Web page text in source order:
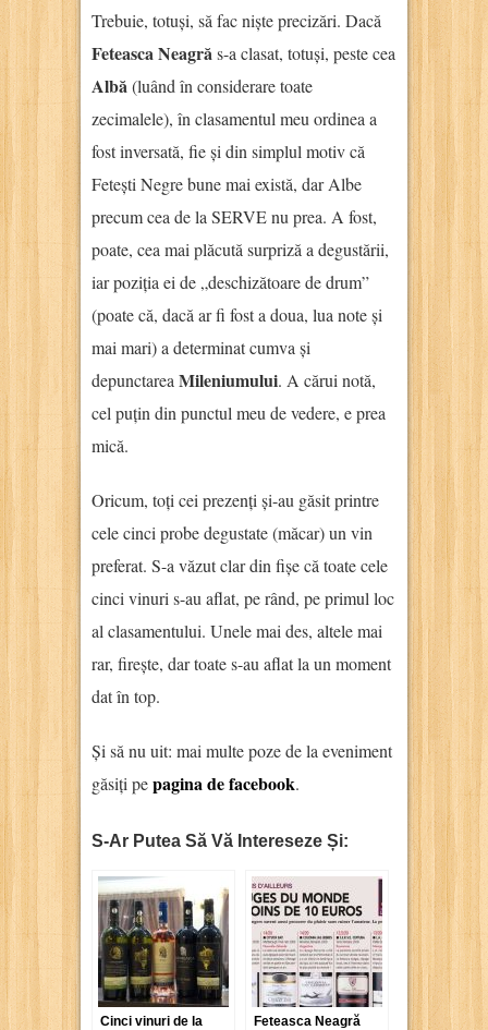
Trebuie, totuși, să fac niște precizări. Dacă
Feteasca Neagrăs-a clasat, totuși, peste cea
Albă(luând în considerare toate
zecimalele), în clasamentul meu ordinea a
fost inversată, fie și din simplul motiv că
Fetești Negre bune mai există, dar Albe
precum cea de la SERVE nu prea. A fost,
poate, cea mai plăcută surpriză a degustării,
iar poziția ei de „deschizătoare de drum”
(poate că, dacă ar fi fost a doua, lua note și
mai mari) a determinat cumva și
depunctarea Mileniumului. A cărui notă,
cel puțin din punctul meu de vedere, e prea
mică.
Oricum, toți cei prezenți și-au găsit printre
cele cinci probe degustate (măcar) un vin
preferat. S-a văzut clar din fișe că toate cele
cinci vinuri s-au aflat, pe rând, pe primul loc
al clasamentului. Unele mai des, altele mai
rar, firește, dar toate s-au aflat la un moment
dat în top.
Și să nu uit: mai multe poze de la eveniment
găsiți pepagina de facebook.
S-Ar Putea Să Vă Intereseze Și:
Cinci vinuri de la Feteasca Neagră